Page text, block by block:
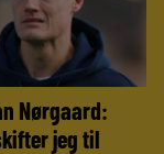
Nørgaard:
jeg til